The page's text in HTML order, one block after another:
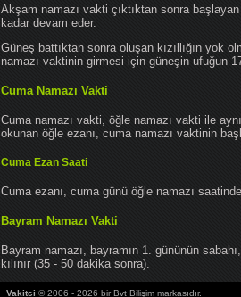
Akşam namazı vakti çıktıktan sonra
kadar devam eder.
Güneş battıktan sonra oluşan kızıllığın yok
namazı vaktinin girmesi için güneşin ufuğun
Cuma Namazı Vakti
Cuma namazı vakti, öğle namazı vakti ile
okunan öğle ezanı, cuma namazı vaktinin
Cuma Ezan Saati
Cuma ezanı, cuma günü öğle namazı
Bayram Namazı Vakti
Bayram namazı, bayramın 1. gününün
kılınır (35 - 50 dakika sonra).
Vakitci © 2006 - 2026 bir Bvt Bilişim markasıdır.